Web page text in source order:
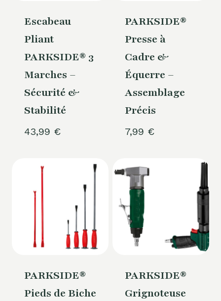
Escabeau
Pliant
PARKSIDE® 3
Marches –
Sécurité &
Stabilité
43,99 €
PARKSIDE®
Presse à
Cadre &
Équerre –
Assemblage
Précis
7,99 €
PARKSIDE®
Pieds de Biche
PARKSIDE®
Grignoteuse